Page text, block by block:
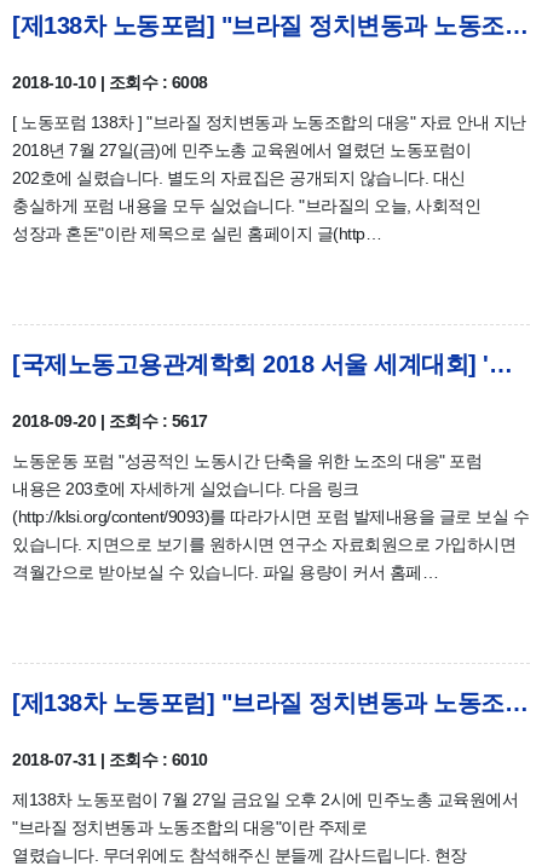
[제138차 노동포럼] "브라질 정치변동과 노동조합의 대응" 자료 안내
2018-10-10 | 조회수 : 6008
[ 노동포럼 138차 ] "브라질 정치변동과 노동조합의 대응" 자료 안내 지난
2018년 7월 27일(금)에 민주노총 교육원에서 열렸던 노동포럼이
202호에 실렸습니다. 별도의 자료집은 공개되지 않습니다. 대신
충실하게 포럼 내용을 모두 실었습니다. "브라질의 오늘, 사회적인
성장과 혼돈"이란 제목으로 실린 홈페이지 글(http…
[국제노동고용관계학회 2018 서울 세계대회] '노동운동 포럼' 자료 안내
2018-09-20 | 조회수 : 5617
노동운동 포럼 "성공적인 노동시간 단축을 위한 노조의 대응" 포럼
내용은 203호에 자세하게 실었습니다. 다음 링크
(http://klsi.org/content/9093)를 따라가시면 포럼 발제내용을 글로 보실 수
있습니다. 지면으로 보기를 원하시면 연구소 자료회원으로 가입하시면
격월간으로 받아보실 수 있습니다. 파일 용량이 커서 홈페…
[제138차 노동포럼] "브라질 정치변동과 노동조합의 대응" 현장 스케치
2018-07-31 | 조회수 : 6010
제138차 노동포럼이 7월 27일 금요일 오후 2시에 민주노총 교육원에서
"브라질 정치변동과 노동조합의 대응"이란 주제로
열렸습니다. 무더위에도 참석해주신 분들께 감사드립니다. 현장